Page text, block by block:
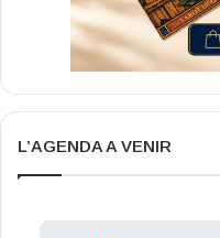
L’AGENDA A VENIR